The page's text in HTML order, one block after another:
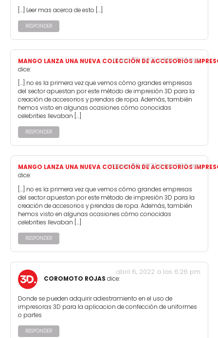
[…] Leer mas acerca de esto […]
RESPONDER
MANGO LANZA UNA NUEVA COLECCIÓN DE ACCESORIOS
dice:
mayo 18, 2021 a las 4:34 pm
[…] no es la primera vez que vemos cómo grandes empresas
del sector apuestan por este método de impresión 3D para la
creación de accesorios y prendas de ropa. Además, también
hemos visto en algunas ocasiones cómo conocidas
celebrities llevaban […]
RESPONDER
MANGO LANZA UNA NUEVA COLECCIÓN DE ACCESORIOS
dice:
mayo 26, 2021 a las 7:00 am
[…] no es la primera vez que vemos cómo grandes empresas
del sector apuestan por este método de impresión 3D para la
creación de accesorios y prendas de ropa. Además, también
hemos visto en algunas ocasiones cómo conocidas
celebrities llevaban […]
RESPONDER
COROMOTO ROJAS dice:
abril 6, 2022 a las 6:26 pm
Donde se pueden adquirir adiestramiento en el uso de
impresoras 3D para la aplicacion de confección de uniformes
o partes
RESPONDER